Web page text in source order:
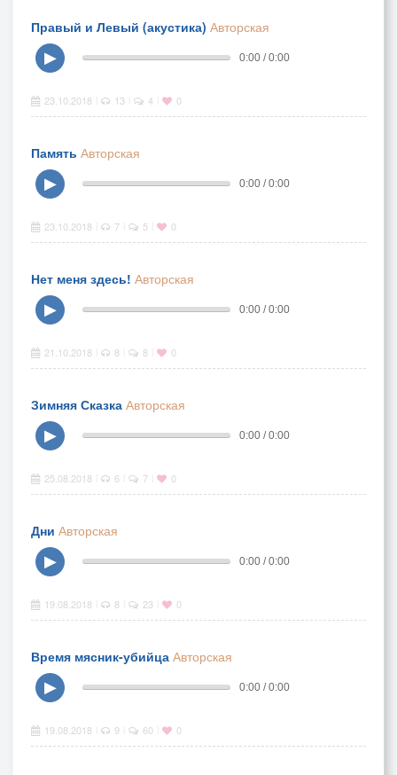
Правый и Левый (акустика) Авторская
▶
0:00 / 0:00
23.10.2018 13 4 0
Память Авторская
▶
0:00 / 0:00
23.10.2018 7 5 0
Нет меня здесь! Авторская
▶
0:00 / 0:00
21.10.2018 8 8 0
Зимняя Сказка Авторская
▶
0:00 / 0:00
25.08.2018 6 7 0
Дни Авторская
▶
0:00 / 0:00
19.08.2018 8 23 0
Время мясник-убийца Авторская
▶
0:00 / 0:00
19.08.2018 9 60 0